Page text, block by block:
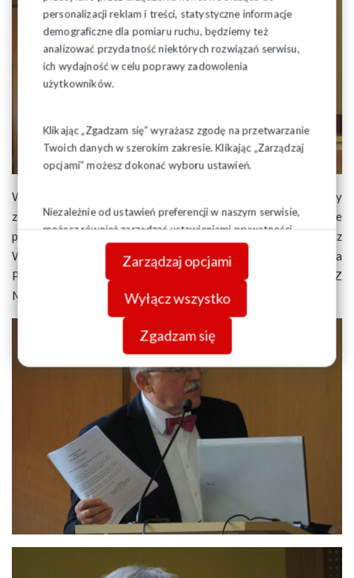
personalizacji reklam i treści, statystyczne informacje
demograficzne dla pomiaru ruchu, będziemy też
analizować przydatność niektórych rozwiązań serwisu,
ich wydajność w celu poprawy zadowolenia
użytkowników.
Klikając „Zgadzam się” wyrażasz zgodę na przetwarzanie
Twoich danych w szerokim zakresie. Klikając „Zarządzaj
opcjami” możesz dokonać wyboru ustawień.
Niezależnie od ustawień preferencji w naszym serwisie,
możesz również zarządzać ustawieniami prywatności
swojej przeglądarki. Więcej informacji o przetwarzaniu
danych znajdziesz wPolityce prywatności.
Zarządzaj opcjami
Wyłącz wszystko
Zgadzam się
W omówieniu sytuacji organizacyjnej i finansowej służby
zdrowia w województwie podlaskim pomogły dwie
prezentacje: pierwsza przygotowana przez powołany przez
WRDS zespół pod kierownictwem dr Waldemara
Pędzińskiego; druga dyrektor podlaskiego oddziału NFZ
Magdaleny Borkowskiej.